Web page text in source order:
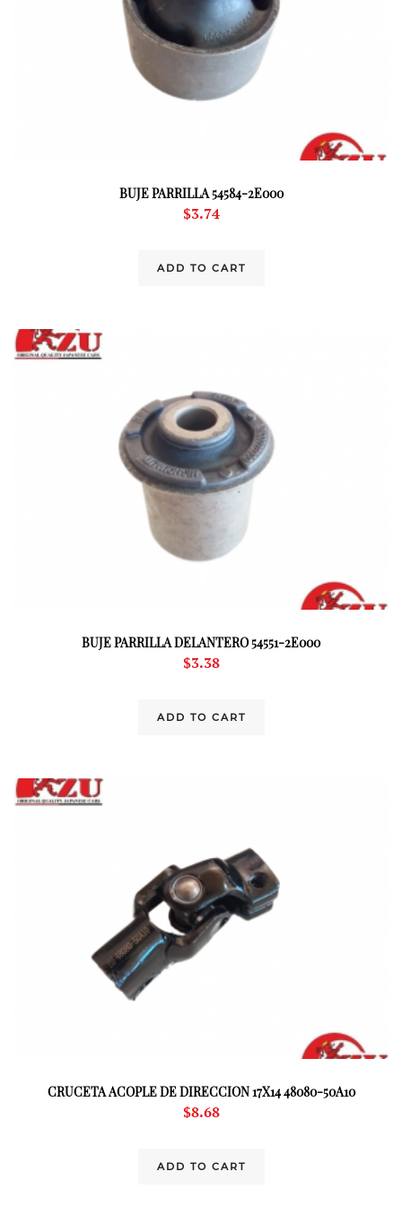
BUJE PARRILLA 54584-2E000
$3.74
ADD TO CART
BUJE PARRILLA DELANTERO 54551-2E000
$3.38
ADD TO CART
CRUCETA ACOPLE DE DIRECCION 17X14 48080-50A10
$8.68
ADD TO CART